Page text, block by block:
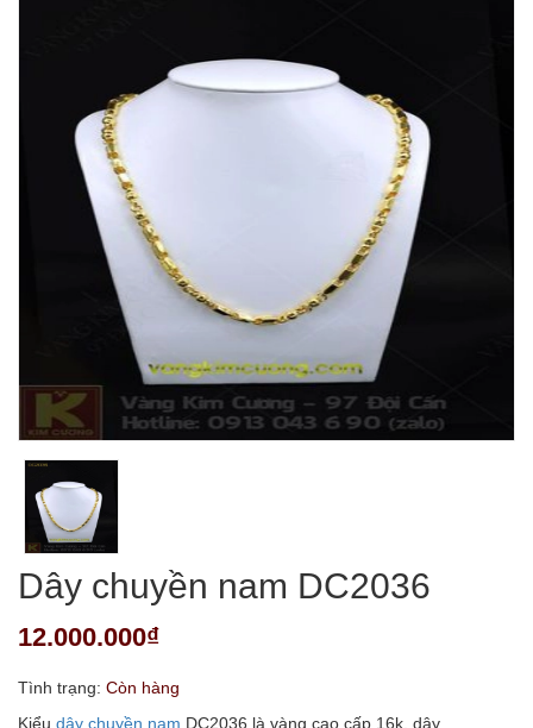
Dây chuyền nam DC2036
12.000.000₫
Tình trạng: Còn hàng
Kiểu dây chuyền nam DC2036 là vàng cao cấp 16k, dây